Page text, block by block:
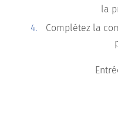
la
Complétez la